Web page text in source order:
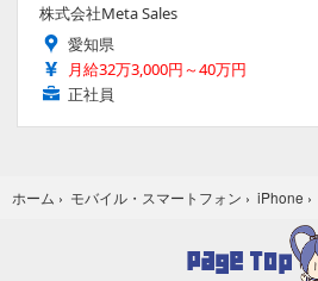
株式会社Meta Sales
愛知県
月給32万3,000円～40万円
正社員
ホーム › モバイル・スマートフォン › iPhone ›